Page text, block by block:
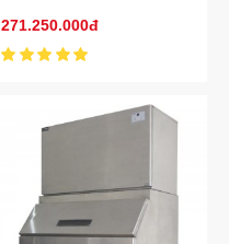
271.250.000đ